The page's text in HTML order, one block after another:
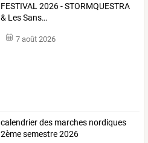
FESTIVAL 2026-STORMQUESTRA
& LesSans…
7 août 2026
calendrier des marches nordiques
2ème semestre 2026